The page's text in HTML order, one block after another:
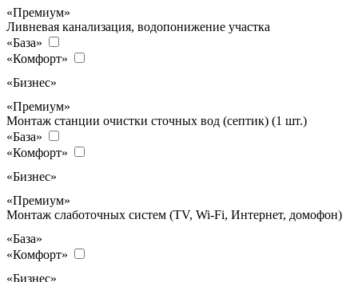
«Премиум»
Ливневая канализация, водопонижение участка
«База»
«Комфорт»
«Бизнес»
«Премиум»
Монтаж станции очистки сточных вод (септик) (1 шт.)
«База»
«Комфорт»
«Бизнес»
«Премиум»
Монтаж слаботочных систем (TV, Wi-Fi, Интернет, домофон)
«База»
«Комфорт»
«Бизнес»